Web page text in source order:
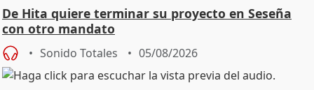
De Hita quiere terminar su proyecto en Seseña
con otro mandato
Sonido Totales 05/08/2026